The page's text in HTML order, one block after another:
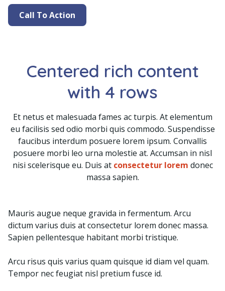
Call To Action
Centered rich content
with 4 rows
Et netus et malesuada fames ac turpis. At elementum
eu facilisis sed odio morbi quis commodo. Suspendisse
faucibus interdum posuere lorem ipsum. Convallis
posuere morbi leo urna molestie at. Accumsan in nisl
nisi scelerisque eu. Duis at consectetur lorem donec
massa sapien.
Mauris augue neque gravida in fermentum. Arcu
dictum varius duis at consectetur lorem donec massa.
Sapien pellentesque habitant morbi tristique.
Arcu risus quis varius quam quisque id diam vel quam.
Tempor nec feugiat nisl pretium fusce id.